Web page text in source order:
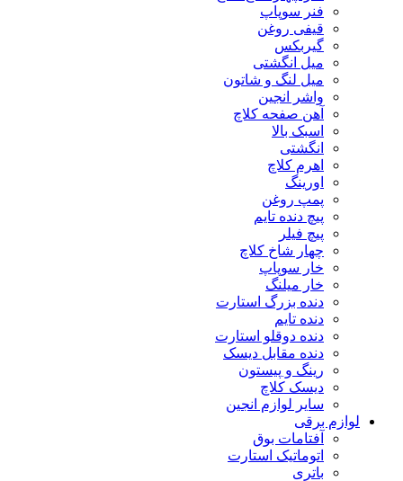
فنر سوپاپ
قیفی روغن
گیربکس
میل انگشتی
میل لنگ و شاتون
واشر انجین
آهن صفحه کلاچ
اسبک بالا
انگشتی
اهرم کلاچ
اورینگ
پمپ روغن
پیچ دنده تایم
پیچ فیلر
چهار شاخ کلاچ
خار سوپاپ
خار میلنگ
دنده بزرگ استارت
دنده تایم
دنده دوقلو استارت
دنده مقابل دیسک
رینگ و پیستون
دیسک کلاچ
سایر لوازم انجین
لوازم برقی
آفتامات بوق
اتوماتیک استارت
باتری